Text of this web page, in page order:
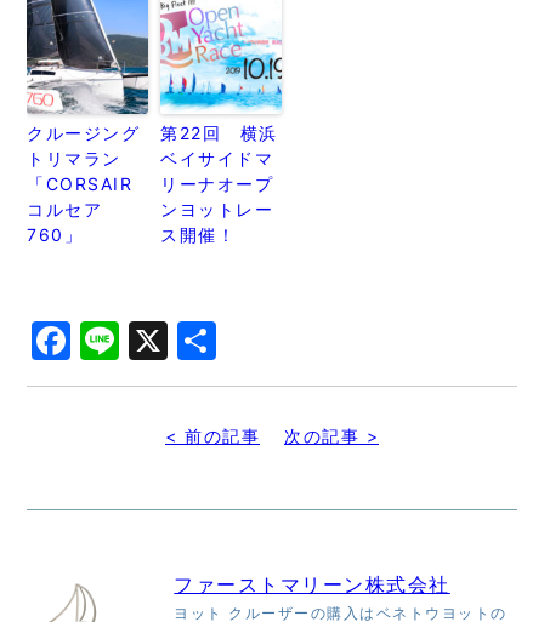
クルージング
トリマラン
「CORSAIR
コルセア
760」
第22回 横浜
ベイサイドマ
リーナオープ
ンヨットレー
ス開催！
Facebook
Line
X
有
< 前の記事 次の記事 >
ファーストマリーン株式会社
ヨット クルーザーの購入はベネトウヨットの